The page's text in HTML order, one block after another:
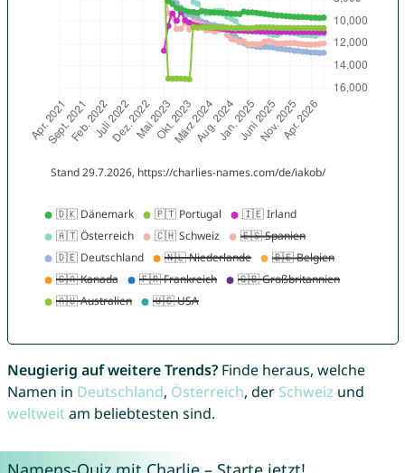
Neugierig auf weitere Trends?Finde heraus, welche
Namen in Deutschland, Österreich, der Schweiz und
weltweitam beliebtesten sind.